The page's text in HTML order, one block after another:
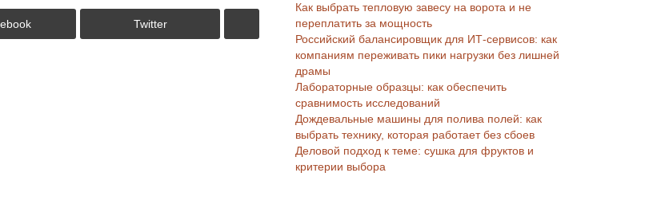
Twitter
Как выбрать тепловую завесу на ворота и не
переплатить за мощность
Российский балансировщик для ИТ-сервисов: как
компаниям переживать пики нагрузки без лишней
драмы
Лабораторные образцы: как обеспечить
сравнимость исследований
Дождевальные машины для полива полей: как
выбрать технику, которая работает без сбоев
Деловой подход к теме: сушка для фруктов и
критерии выбора